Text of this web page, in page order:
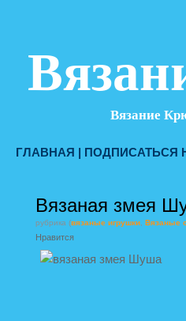
Вязание
ГЛАВНАЯ | ПОДПИСАТЬСЯ
Вязаная змея
рубрика (вязаные игрушки Вязаные
Нравится